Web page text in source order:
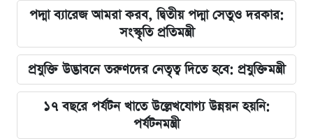
পদ্মা ব্যারেজ আমরা করব, দ্বিতীয় পদ্মা সেতুও দরকার:
সংস্কৃতি প্রতিমন্ত্রী
প্রযুক্তি উদ্ভাবনে তরুণদের নেতৃত্ব দিতে হবে: প্রযুক্তিমন্ত্রী
১৭ বছরে পর্যটন খাতে উল্লেখযোগ্য উন্নয়ন হয়নি:
পর্যটনমন্ত্রী